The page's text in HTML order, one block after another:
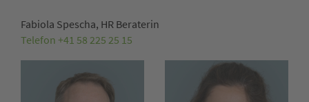
Fabiola Spescha, HR Beraterin
Telefon +41 58 225 25 15